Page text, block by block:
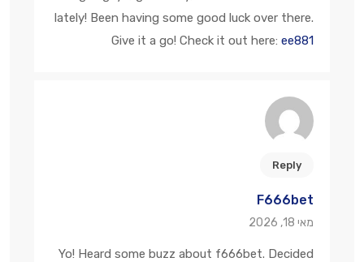
lately! Been having some good luck over there.
Give it a go! Check it out here: ee881
Reply
F666bet
מאי 18, 2026
Yo! Heard some buzz about f666bet. Decided